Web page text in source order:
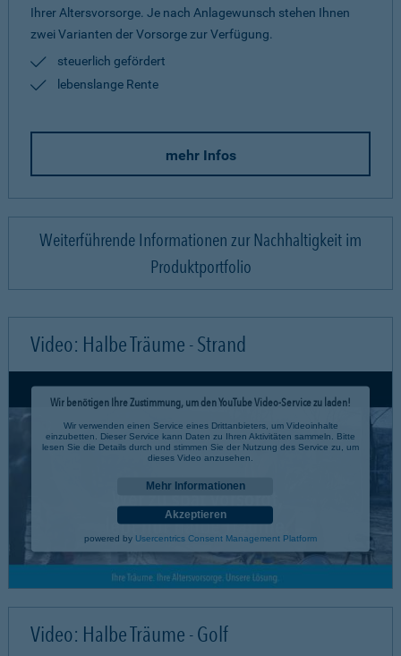
Ihrer Altersvorsorge. Je nach Anlagewunsch stehen Ihnen
zwei Varianten der Vorsorge zur Verfügung.
steuerlich gefördert
lebenslange Rente
mehr Infos
Weiterführende Informationen zur Nachhaltigkeit im
Produktportfolio
Video: Halbe Träume - Strand
Wir benötigen Ihre Zustimmung, um den YouTube Video-Service zu laden!
Wir verwenden einen Service eines Drittanbieters, um Videoinhalte
einzubetten. Dieser Service kann Daten zu Ihren Aktivitäten sammeln. Bitte
lesen Sie die Details durch und stimmen Sie der Nutzung des Service zu, um
dieses Video anzusehen.
Mehr Informationen
Akzeptieren
powered by Usercentrics Consent Management Platform
Video: Halbe Träume - Golf